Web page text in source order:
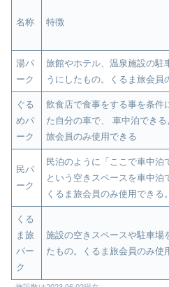
名称 特徴
湯パ
ーク
旅館やホテル、温泉施設の駐
うにしたもの。くるま旅会員
ぐる
めパ
ーク
飲食店で食事をする事を条件
た自分の車で、 車中泊でき
旅会員のみ使用できる
民パ
ーク
民泊のように「ここで車中泊
という空きスペースを車中泊
くるま旅会員のみ使用できる。
くる
ま旅
パー
ク
施設の空きスペースや駐車場
たもの。くるま旅会員のみ使